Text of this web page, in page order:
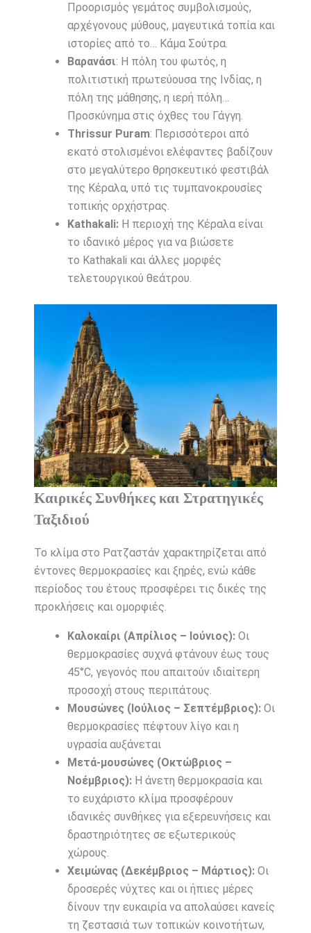
Προορισμός γεμάτος συμβολισμούς,
αρχέγονους μύθους, μαγευτικά τοπία και
ιστορίες από το… Κάμα Σούτρα.
Βαρανάσι: Η πόλη του φωτός, η
πολιτιστική πρωτεύουσα της Ινδίας, η
πόλη της μάθησης, η ιερή πόλη…
Προσκύνημα στις όχθες του Γάγγη.
Thrissur Puram: Περισσότεροι από
εκατό στολισμένοι ελέφαντες βαδίζουν
στο μεγαλύτερο θρησκευτικό φεστιβάλ
της Κέραλα, υπό τις τυμπανοκρουσίες
τοπικής ορχήστρας.
Kathakali: Η περιοχή της Κέραλα είναι
το ιδανικό μέρος για να βιώσετε
το Kathakali και άλλες μορφές
τελετουργικού θεάτρου.
Καιρικές Συνθήκες και Στρατηγικές
Ταξιδιού
Το κλίμα στο Ρατζαστάν χαρακτηρίζεται από
έντονες θερμοκρασίες και ξηρές, ενώ κάθε
περίοδος του έτους προσφέρει τις δικές της
προκλήσεις και ομορφιές.
Καλοκαίρι (Απρίλιος – Ιούνιος):Οι
θερμοκρασίες συχνά φτάνουν έως τους
45°C, γεγονός που απαιτούν ιδιαίτερη
προσοχή στους περιπάτους.
Μουσώνες (Ιούλιος – Σεπτέμβριος):Οι
θερμοκρασίες πέφτουν λίγο και η
υγρασία αυξάνεται
Μετά-μουσώνες (Οκτώβριος –
Νοέμβριος):Η άνετη θερμοκρασία και
το ευχάριστο κλίμα προσφέρουν
ιδανικές συνθήκες για εξερευνήσεις και
δραστηριότητες σε εξωτερικούς
χώρους.
Χειμώνας (Δεκέμβριος – Μάρτιος):Οι
δροσερές νύχτες και οι ήπιες μέρες
δίνουν την ευκαιρία να απολαύσει κανείς
τη ζεστασιά των τοπικών κοινοτήτων,